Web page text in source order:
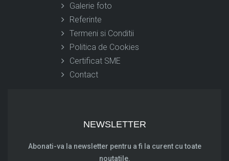
Galerie foto
Referinte
Termeni si Conditii
Politica de Cookies
Certificat SME
Contact
NEWSLETTER
Abonati-va la newsletter pentru a fi la curent cu toate
noutatile.